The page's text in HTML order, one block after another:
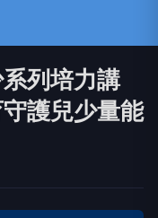
列培力講
護兒少量能